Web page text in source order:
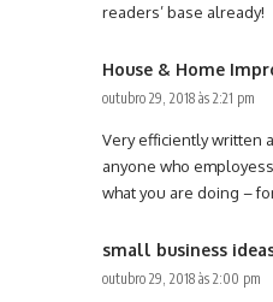
readers’ base already!
House & Home
outubro 29, 2018 às 2:21 pm
Very efficiently written
anyone who
what you are doing –
small business
outubro 29, 2018 às 2:00 pm